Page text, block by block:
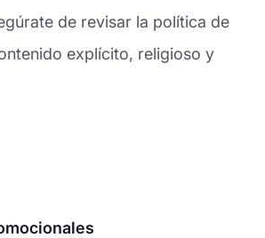
de revisar la política de
explícito, religioso y